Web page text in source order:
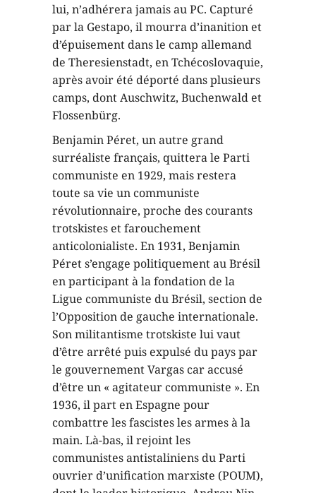
lui, n’adhérera jamais au PC. Capturé
par la Gestapo, il mourra d’inanition et
d’épuisement dans le camp allemand
de Theresienstadt, en Tchécoslovaquie,
après avoir été déporté dans plusieurs
camps, dont Auschwitz, Buchenwald et
Flossenbürg.
Benjamin Péret, un autre grand
surréaliste français, quittera le Parti
communiste en 1929, mais restera
toute sa vie un communiste
révolutionnaire, proche des courants
trotskistes et farouchement
anticolonialiste. En 1931, Benjamin
Péret s’engage politiquement au Brésil
en participant à la fondation de la
Ligue communiste du Brésil, section de
l’Opposition de gauche internationale.
Son militantisme trotskiste lui vaut
d’être arrêté puis expulsé du pays par
le gouvernement Vargas car accusé
d’être un « agitateur communiste ». En
1936, il part en Espagne pour
combattre les fascistes les armes à la
main. Là-bas, il rejoint les
communistes antistaliniens du Parti
ouvrier d’unification marxiste (POUM),